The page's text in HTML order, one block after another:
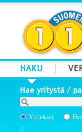
HAKU
Hae yritystä /
Yritykset